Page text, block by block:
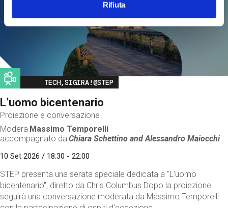
Rifiuta
Image
TECH,SIGIRA!@STEP
L’uomo bicentenario
Proiezione e conversazione
Modera Massimo Temporelli
accompagnato da Chiara Schettino andAlessandro Maiocchi
10 Set 2026 / 18:30 - 22:00
STEP presenta una serata speciale dedicata a "L’uomo
bicentenario", diretto da Chris Columbus.Dopo la proiezione
seguirà una conversazione moderata da Massimo Temporelli